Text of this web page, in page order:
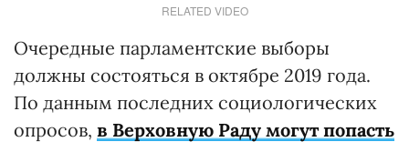
RELATED VIDEO
Очередные парламентские выборы
должны состояться в октябре 2019 года.
По данным последних социологических
опросов, в Верховную Раду могут попасть